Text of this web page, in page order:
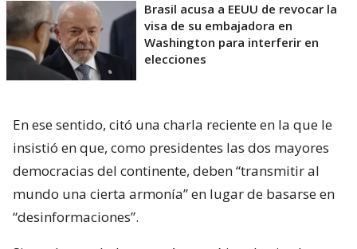
Brasil acusa a EEUU de revocar la
visa de su embajadora en
Washington para interferir en
elecciones
En ese sentido, citó una charla reciente en la que le
insistió en que, como presidentes las dos mayores
democracias del continente, deben “transmitir al
mundo una cierta armonía” en lugar de basarse en
“desinformaciones”.